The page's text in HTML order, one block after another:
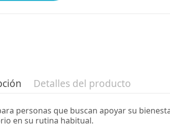
Detalles del producto
personas que buscan apoyar su
en su rutina habitual.